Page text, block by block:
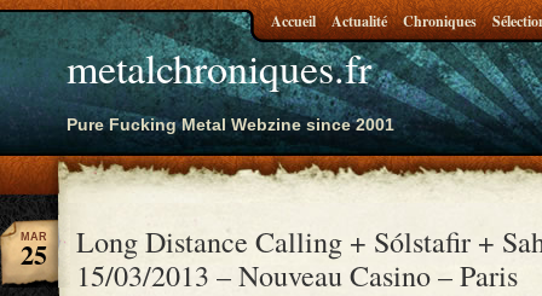
metalchroniques.fr
Pure Fucking Metal Webzine since 2001
Accueil Actualité Chroniques
Long Distance Calling + Sólstafir +
15/03/2013 – Nouveau Casino – Paris
MAR
25